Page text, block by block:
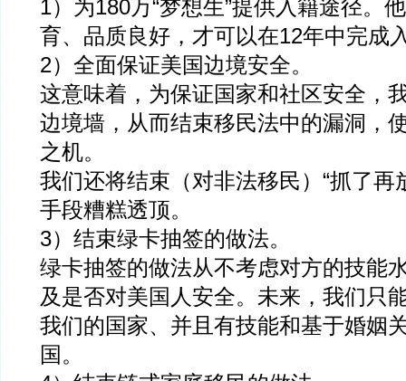
1）为180万“梦想生”提供入籍途径。
育、品质良好，才可以在12年中完成
2）全面保证美国边境安全。
这意味着，为保证国家和社区安全，
边境墙，从而结束移民法中的漏洞，
之机。
我们还将结束（对非法移民）“抓了再
手段糟糕透顶。
3）结束绿卡抽签的做法。
绿卡抽签的做法从不考虑对方的技能
及是否对美国人安全。未来，我们只
我们的国家、并且有技能和基于婚姻
国。